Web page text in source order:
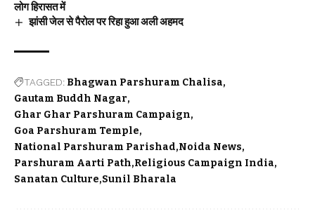
लोग हिरासत में
झांसी जेल से पैरोल पर रिहा हुआ अली अहमद
TAGGED: Bhagwan Parshuram Chalisa
Gautam Buddh Nagar
Ghar Ghar Parshuram Campaign
Goa Parshuram Temple
National Parshuram Parishad Noida News
Parshuram Aarti Path Religious Campaign India
Sanatan Culture Sunil Bharala